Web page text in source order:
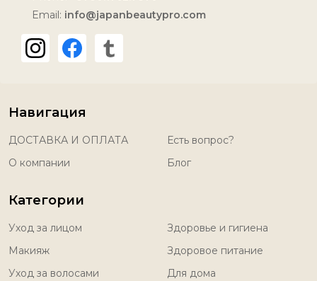
Email: info@japanbeautypro.com
Навигация
ДОСТАВКА И ОПЛАТА
О компании
Есть вопрос?
Блог
Категории
Уход за лицом
Макияж
Уход за волосами
Здоровье и гигиена
Здоровое питание
Для дома